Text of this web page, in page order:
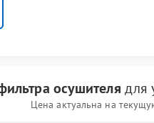
осушителя для
Цена актуальна на